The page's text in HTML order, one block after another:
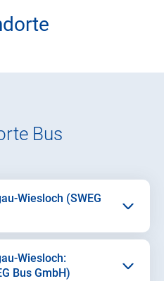
Bus
Wiesloch (SWEG
Wiesloch:
Bus GmbH)